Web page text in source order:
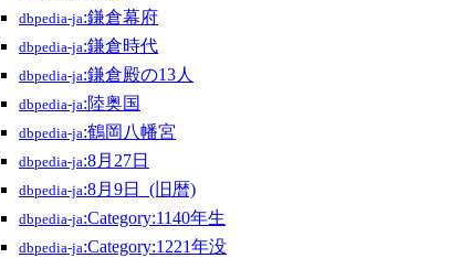
dbpedia-ja:鎌倉幕府
dbpedia-ja:鎌倉時代
dbpedia-ja:鎌倉殿の13人
dbpedia-ja:陸奥国
dbpedia-ja:鶴岡八幡宮
dbpedia-ja:8月27日
dbpedia-ja:8月9日_(旧暦)
dbpedia-ja:Category:1140年生
dbpedia-ja:Category:1221年没